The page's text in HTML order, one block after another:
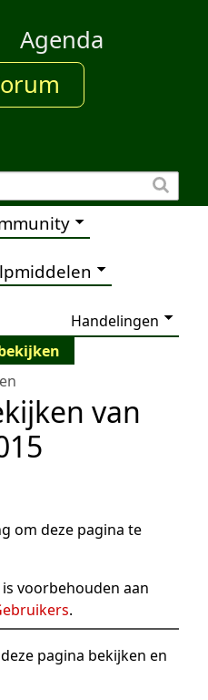
Agenda
Handelingen
van
om deze pagina te
voorbehouden aan
.
pagina bekijken en